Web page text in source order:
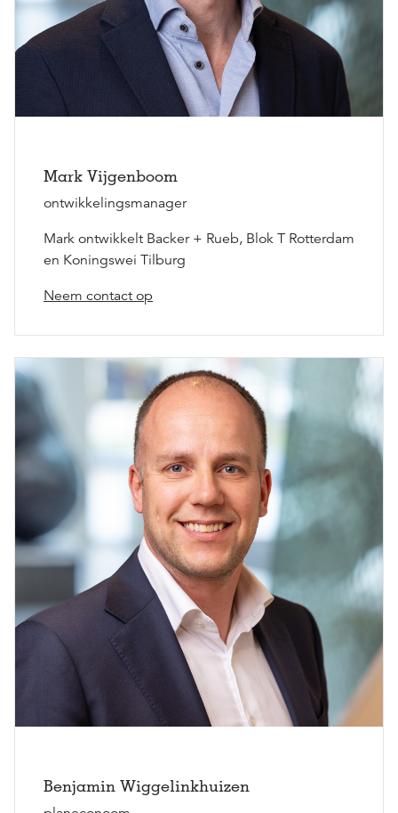
Mark Vijgenboom
ontwikkelingsmanager
Mark ontwikkelt Backer + Rueb, Blok T Rotterdam
en Koningswei Tilburg
Neem contact op
Benjamin Wiggelinkhuizen